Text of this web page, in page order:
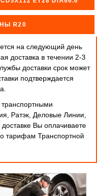
R20
на следующий день
доставка в течении 2-3
доставки срок может
подтверждается
транспортными
Ратэк, Деловые Линии,
Вы оплачиваете
тарифам Транспортной